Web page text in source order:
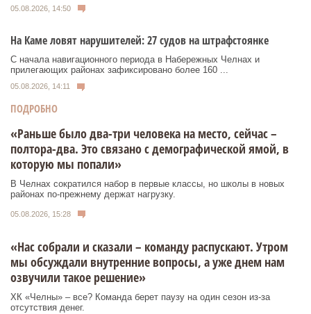
05.08.2026, 14:50
На Каме ловят нарушителей: 27 судов на штрафстоянке
С начала навигационного периода в Набережных Челнах и
прилегающих районах зафиксировано более 160 ...
05.08.2026, 14:11
ПОДРОБНО
«Раньше было два-три человека на место, сейчас –
полтора-два. Это связано с демографической ямой, в
которую мы попали»
В Челнах сократился набор в первые классы, но школы в новых
районах по-прежнему держат нагрузку.
05.08.2026, 15:28
«Нас собрали и сказали – команду распускают. Утром
мы обсуждали внутренние вопросы, а уже днем нам
озвучили такое решение»
ХК «Челны» – все? Команда берет паузу на один сезон из-за
отсутствия денег.